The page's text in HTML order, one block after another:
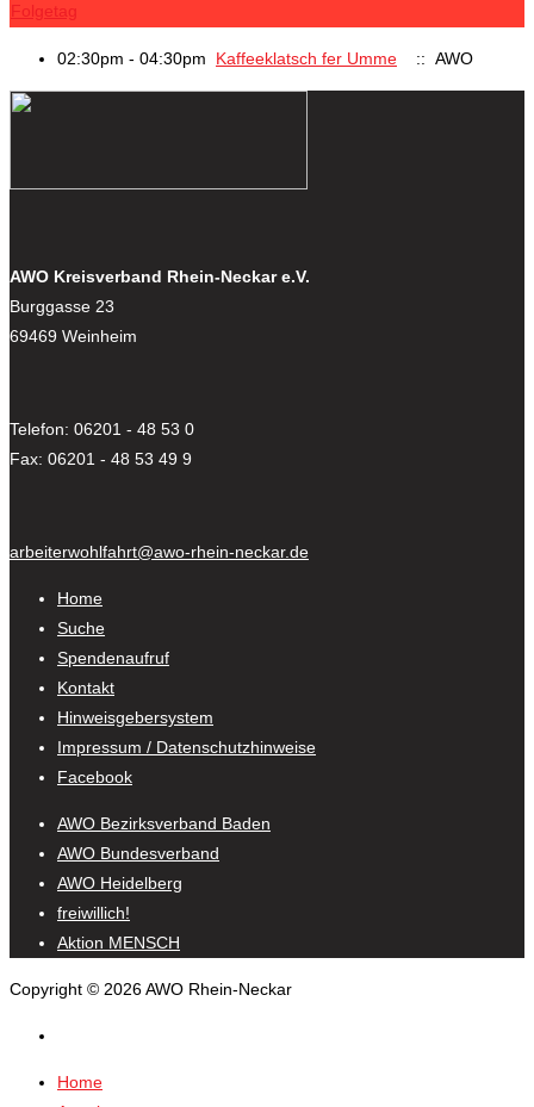
Folgetag
02:30pm - 04:30pm Kaffeeklatsch fer Umme :: AWO
AWO Kreisverband Rhein-Neckar e.V.
Burggasse 23
69469 Weinheim
Telefon: 06201 - 48 53 0
Fax: 06201 - 48 53 49 9
arbeiterwohlfahrt@awo-rhein-neckar.de
Home
Suche
Spendenaufruf
Kontakt
Hinweisgebersystem
Impressum / Datenschutzhinweise
Facebook
AWO Bezirksverband Baden
AWO Bundesverband
AWO Heidelberg
freiwillich!
Aktion MENSCH
Copyright © 2026 AWO Rhein-Neckar
Home